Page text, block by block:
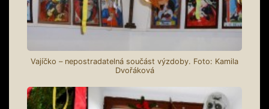
Vajíčko – nepostradatelná součást výzdoby. Foto: Kamila
Dvořáková